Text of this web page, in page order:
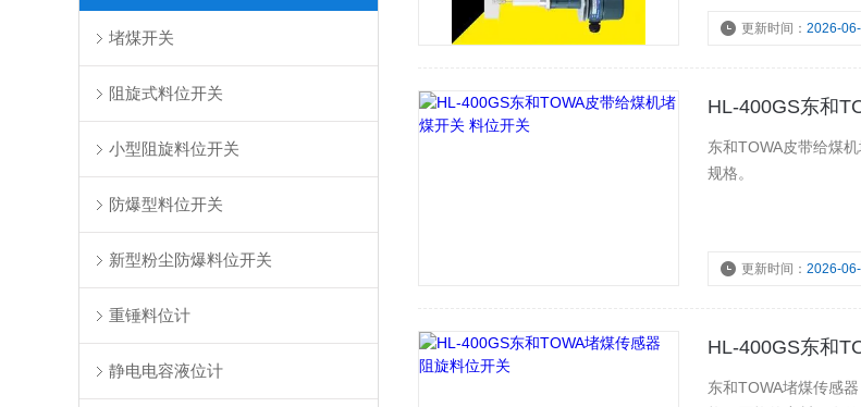
堵煤开关
阻旋式料位开关
小型阻旋料位开关
防爆型料位开关
新型粉尘防爆料位开关
重锤料位计
静电电容液位计
更新时间：2026-
HL-400GS东和
东和TOWA皮带给煤
规格。
更新时间：2026-
HL-400GS东和
东和TOWA堵煤传感